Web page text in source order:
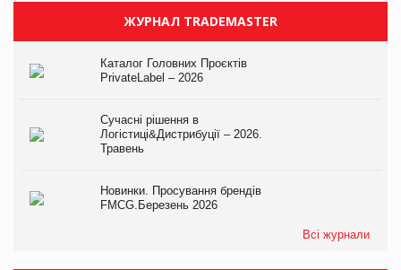
ЖУРНАЛ TRADEMASTER
Каталог Головних Проєктів
PrivateLabel – 2026
Сучасні рішення в
Логістиці&Дистрибуції – 2026.
Травень
Новинки. Просування брендів
FMCG.Березень 2026
Всі журнали